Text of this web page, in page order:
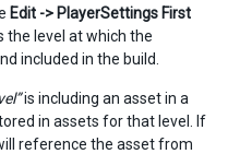
Edit -> PlayerSettings First
level at which the
included in the build.
is including an asset in a
in assets for that level. If
reference the asset from